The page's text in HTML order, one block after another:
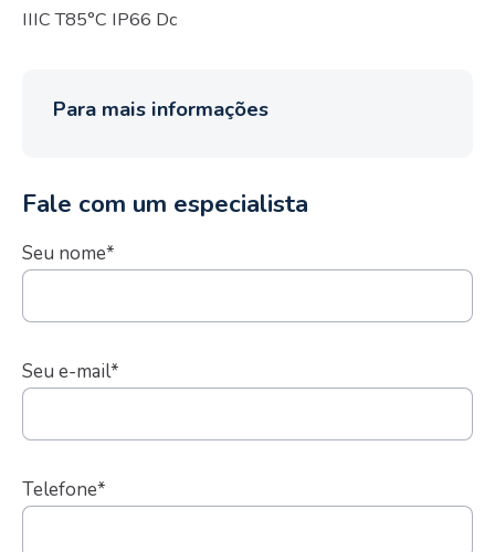
IIIC T85°C IP66 Dc
Para mais informações
Fale com um especialista
Seu nome*
Seu e-mail*
Telefone*